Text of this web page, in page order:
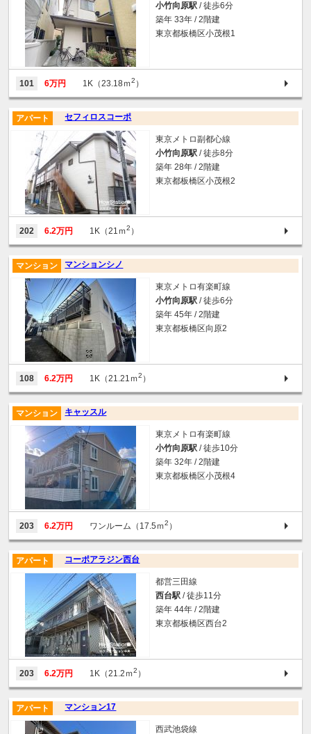
小竹向原駅 / 徒歩6分
築年 33年 / 2階建
東京都板橋区小茂根1
101 6万円 1K（23.18ｍ2 ）
セフィロスコーポ
アパート
東京メトロ副都心線
小竹向原駅 / 徒歩8分
築年 28年 / 2階建
東京都板橋区小茂根2
202 6.2万円 1K（21ｍ2 ）
マンションシノ
マンション
東京メトロ有楽町線
小竹向原駅 / 徒歩6分
築年 45年 / 2階建
東京都板橋区向原2
108 6.2万円 1K（21.21ｍ2 ）
キャッスル
マンション
東京メトロ有楽町線
小竹向原駅 / 徒歩10分
築年 32年 / 2階建
東京都板橋区小茂根4
203 6.2万円 ワンルーム（17.5ｍ2 ）
コーポアラジン西台
アパート
都営三田線
西台駅 / 徒歩11分
築年 44年 / 2階建
東京都板橋区西台2
203 6.2万円 1K（21.2ｍ2 ）
マンション17
アパート
西武池袋線